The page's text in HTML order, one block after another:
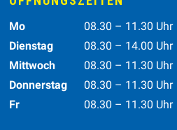
Wochentag Vormittag
Mo 08.30 – 11.30 Uhr
Dienstag
08.30 – 14.00 Uhr
Mittwoch
08.30 – 11.30 Uhr
Donnerstag
08.30 – 11.30 Uhr
Fr
08.30 – 11.30